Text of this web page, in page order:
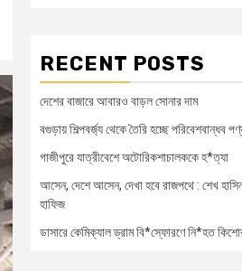
RECENT POSTS
দেশের বাজারে আবারও বাড়ল সোনার দাম
বগুড়ায় শিল্পবর্জ্য থেকে তৈরি হচ্ছে পরিবেশবান্ধব
গাজীপুরে যাত্রীবেশে অটোরিকশাচালককে হ*ত্যা
আসেন, দেশে আসেন, দেখা হবে রাজপথে : শেখ
হাফিজ
ডাসারে কেমিক্যাল ড্রাম বি*স্ফোরণে নি*হত